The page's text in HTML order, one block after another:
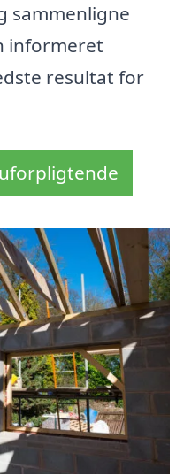
sammenligne
informeret
resultat for